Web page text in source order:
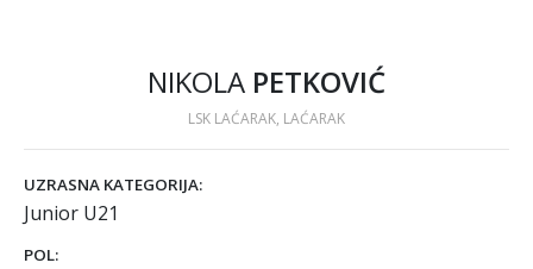
NIKOLA PETKOVIĆ
LSK LAĆARAK, LAĆARAK
UZRASNA KATEGORIJA:
Junior U21
POL: